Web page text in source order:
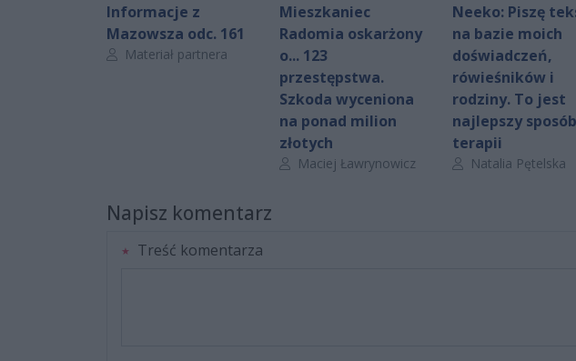
Informacje z
Mazowsza odc. 161
Autor artykułu:
Materiał partnera
Mieszkaniec
Radomia oskarżony
o... 123
przestępstwa.
Szkoda wyceniona
na ponad milion
złotych
Autor artykułu:
Maciej Ławrynowicz
Neeko: Piszę
na bazie moich
doświadczeń,
rówieśników i
rodziny. To jest
najlepszy sposób
terapii
Autor artykułu:
Natalia Pętelska
Napisz komentarz
Treść komentarza